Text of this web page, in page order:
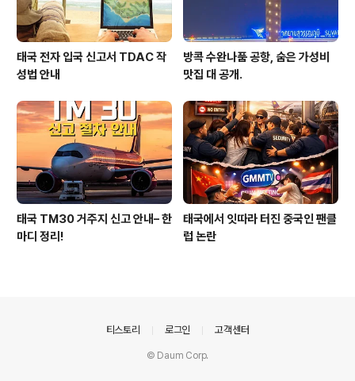
태국 전자 입국 신고서 TDAC 작
성법 안내
방콕 수완나품 공항, 숨은 가성비
맛집 대 공개.
태국 TM30 거주지 신고 안내– 한
마디 정리!
태국에서 잇따라 터진 중국인 팬클
럽 논란
티스토리 로그인 고객센터
© Daum Corp.